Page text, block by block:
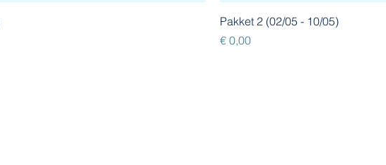
Pakket 2 (02/05 - 10/05)
Prijs
€ 0,00